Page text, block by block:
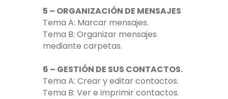
5 – ORGANIZACIÓN DE MENSAJES
Tema A: Marcar mensajes.
Tema B: Organizar mensajes
mediante carpetas.
6 – GESTIÓN DE SUS CONTACTOS.
Tema A: Crear y editar contactos.
Tema B: Ver e imprimir contactos.